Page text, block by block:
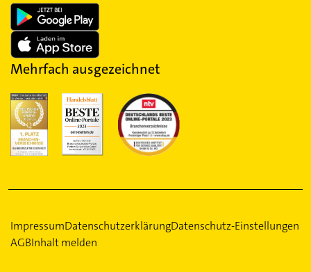
Mehrfach ausgezeichnet
ImpressumDatenschutzerklärungDatenschutz-Einstellungen
AGBInhalt melden